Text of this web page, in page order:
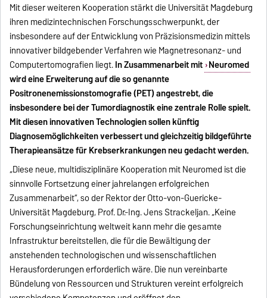
Mit dieser weiteren Kooperation stärkt die Universität Magdeburg
ihren medizintechnischen Forschungsschwerpunkt, der
insbesondere auf der Entwicklung von Präzisionsmedizin mittels
innovativer bildgebender Verfahren wie Magnetresonanz- und
Computertomografien liegt.In Zusammenarbeit mit Neuromed
wird eine Erweiterung auf die so genannte
Positronenemissionstomografie (PET) angestrebt, die
insbesondere bei der Tumordiagnostik eine zentrale Rolle spielt.
Mit diesen innovativen Technologien sollen künftig
Diagnosemöglichkeiten verbessert und gleichzeitig bildgeführte
Therapieansätze für Krebserkrankungen neu gedacht werden.
„Diese neue, multidisziplinäre Kooperation mit Neuromed ist die
sinnvolle Fortsetzung einer jahrelangen erfolgreichen
Zusammenarbeit“, so der Rektor der Otto-von-Guericke-
Universität Magdeburg, Prof. Dr.-Ing. Jens Strackeljan. „Keine
Forschungseinrichtung weltweit kann mehr die gesamte
Infrastruktur bereitstellen, die für die Bewältigung der
anstehenden technologischen und wissenschaftlichen
Herausforderungen erforderlich wäre. Die nun vereinbarte
Bündelung von Ressourcen und Strukturen vereint erfolgreich